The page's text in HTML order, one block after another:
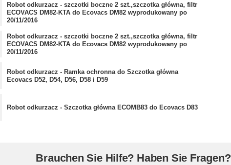
Robot odkurzacz - szczotki boczne 2 szt.,szczotka główna, filtr
ECOVACS DM82-KTA do Ecovacs DM82 wyprodukowany po
20/11/2016
Robot odkurzacz - szczotki boczne 2 szt.,szczotka główna, filtr
ECOVACS DM82-KTA do Ecovacs DM82 wyprodukowany po
20/11/2016
Robot odkurzacz - Ramka ochronna do Szczotka główna
Ecovacs D52, D54, D56, D58 i D59
Robot odkurzacz - Szczotka główna ECOMB83 do Ecovacs D83
Brauchen Sie Hilfe? Haben Sie Fragen?